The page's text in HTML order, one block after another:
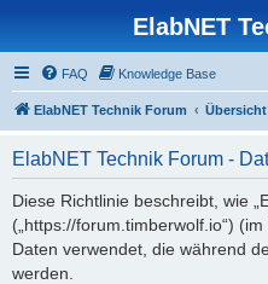
ElabNET
FAQ Knowledge Base
ElabNET Technik Forum
ElabNET Technik Forum -
Diese Richtlinie beschreibt, wie
(„https://forum.timberwolf.io“)
Daten verwendet, die während
werden.